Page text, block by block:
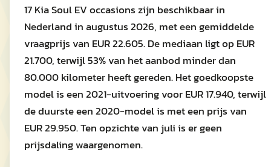
17 Kia Soul EV occasions zijn beschikbaar in
Nederland in augustus 2026, met een gemiddelde
vraagprijs van EUR 22.605. De mediaan ligt op EUR
21.700, terwijl 53% van het aanbod minder dan
80.000 kilometer heeft gereden. Het goedkoopste
model is een 2021-uitvoering voor EUR 17.940, terwijl
de duurste een 2020-model is met een prijs van
EUR 29.950. Ten opzichte van juli is er geen
prijsdaling waargenomen.